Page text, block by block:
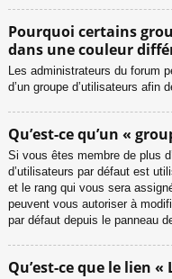
Pourquoi certains
dans une couleur
Les administrateurs du forum
d’un groupe d’utilisateurs afin
Qu’est-ce qu’un «
Si vous êtes membre de plus
d’utilisateurs par défaut est
et le rang qui vous sera
peuvent vous autoriser à
par défaut depuis le panneau
Qu’est-ce que le lien «